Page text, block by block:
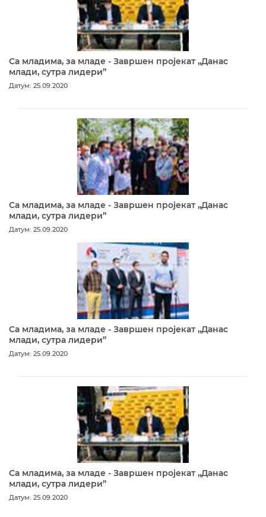
Са младима, за младе - Завршен пројекат „Данас
млади, сутра лидери”
Датум: 25.09.2020
Са младима, за младе - Завршен пројекат „Данас
млади, сутра лидери”
Датум: 25.09.2020
Са младима, за младе - Завршен пројекат „Данас
млади, сутра лидери”
Датум: 25.09.2020
Са младима, за младе - Завршен пројекат „Данас
млади, сутра лидери”
Датум: 25.09.2020